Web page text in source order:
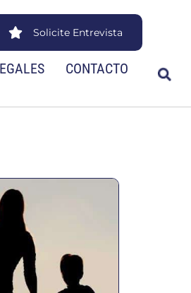
Solicite Entrevista
CONTACTO